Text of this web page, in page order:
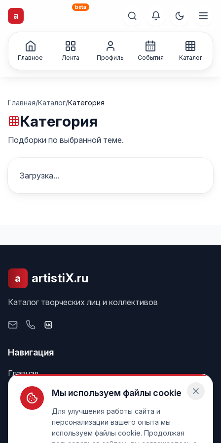
a
beta
Главное Лента Профиль События Каталог
Главная/Каталог/Категория
Категория
Подборки по выбранной теме.
Загрузка...
a artistiX.ru
Каталог творческих лиц и коллективов
Навигация
Главная
Поиск
Лента
Информация
Мы используем файлы cookie
Для улучшения работы сайта и
персонализации вашего опыта мы
используем файлы cookie. Продолжая